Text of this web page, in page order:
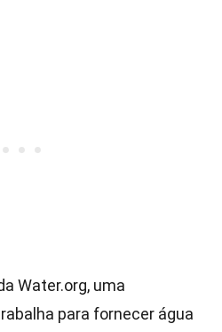
Water.org, uma
para fornecer água